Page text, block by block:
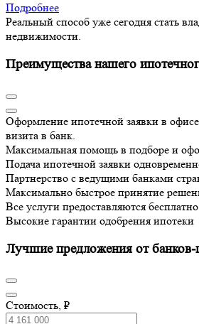
Подробнее
Реальный способ уже сегодня стать
недвижимости.
Преимущества нашего
Оформление ипотечной заявки в
визита в банк.
Максимальная помощь в подборе и
Подача ипотечной заявки
Партнерство с ведущими банками
Максимально быстрое принятие
Все услуги предоставляются бесплатно
Высокие гарантии одобрения ипотеки
Лучшие предложения от банков-
Стоимость, ₽